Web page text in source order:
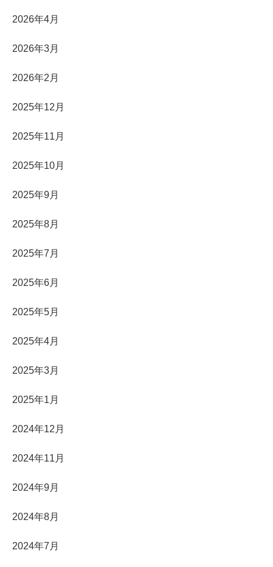
2026年4月
2026年3月
2026年2月
2025年12月
2025年11月
2025年10月
2025年9月
2025年8月
2025年7月
2025年6月
2025年5月
2025年4月
2025年3月
2025年1月
2024年12月
2024年11月
2024年9月
2024年8月
2024年7月